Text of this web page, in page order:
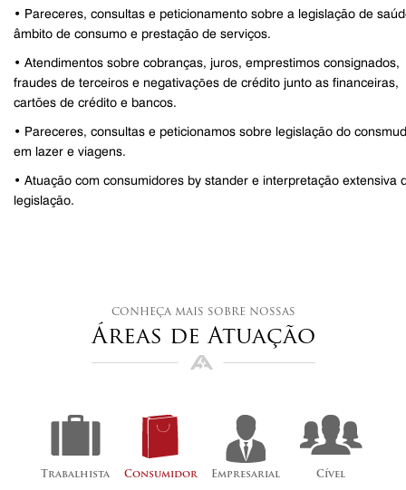
• Pareceres, consultas e peticionamento sobre a legislação de
âmbito de consumo e prestação de serviços.
• Atendimentos sobre cobranças, juros, emprestimos consignados,
fraudes de terceiros e negativaçōes de crédito junto as financeiras,
cartões de crédito e bancos.
• Pareceres, consultas e peticionamos sobre legislação do
em lazer e viagens.
• Atuação com consumidores by stander e interpretação extensiva
legislação.
conheça mais sobre nossas
Áreas de Atuação
Trabalhista Consumidor Empresarial Cível